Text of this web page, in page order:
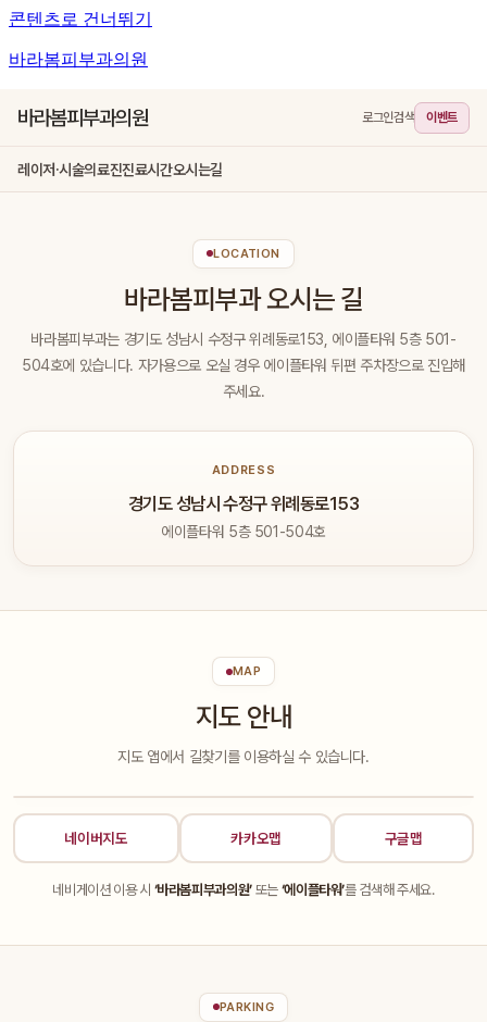
콘텐츠로 건너뛰기
바라봄피부과의원
바라봄피부과의원 로그인검색 이벤트
레이저·시술의료진진료시간오시는길
LOCATION
바라봄피부과 오시는 길
바라봄피부과는 경기도 성남시 수정구 위례동로153, 에이플타워 5층 501-
504호에 있습니다. 자가용으로 오실 경우 에이플타워 뒤편 주차장으로 진입해
주세요.
ADDRESS
경기도 성남시 수정구 위례동로153
에이플타워 5층 501-504호
MAP
지도 안내
지도 앱에서 길찾기를 이용하실 수 있습니다.
지도 이미지
지도를 누르면 길찾기로 이동합니다
네이버지도 카카오맵 구글맵
네비게이션 이용 시 ‘바라봄피부과의원’또는‘에이플타워’를 검색해 주세요.
PARKING